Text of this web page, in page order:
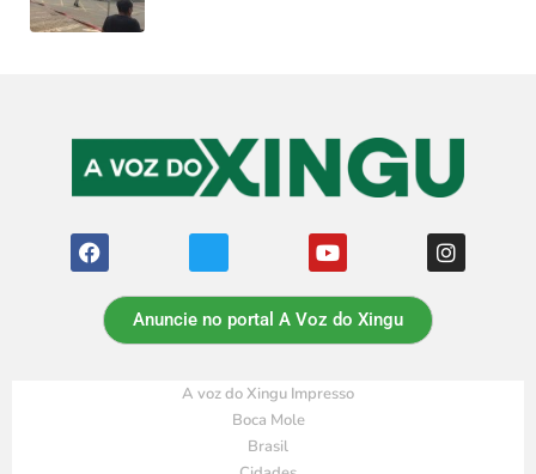
Anuncie no portal A Voz do Xingu
A voz do Xingu Impresso
Boca Mole
Brasil